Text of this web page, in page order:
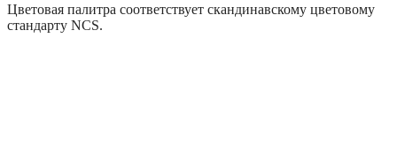
Цветовая палитра соответствует скандинавскому цветовому
стандарту NCS.